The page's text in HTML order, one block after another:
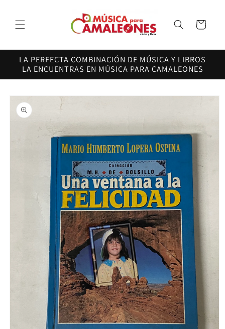
al contenido
Carrito
LA PERFECTA COMBINACIÓN DE MÚSICA Y LIBROS
LA ENCUENTRAS EN MÚSICA PARA CAMALEONES
directamente
a la
información
del producto